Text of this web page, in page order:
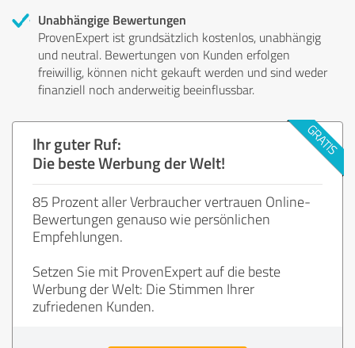
Unabhängige Bewertungen
ProvenExpert ist grundsätzlich kostenlos, unabhängig
und neutral. Bewertungen von Kunden erfolgen
freiwillig, können nicht gekauft werden und sind weder
finanziell noch anderweitig beeinflussbar.
Ihr guter Ruf:
Die beste Werbung der Welt!
85 Prozent aller Verbraucher vertrauen Online-
Bewertungen genauso wie persönlichen
Empfehlungen.
Setzen Sie mit ProvenExpert auf die beste
Werbung der Welt: Die Stimmen Ihrer
zufriedenen Kunden.